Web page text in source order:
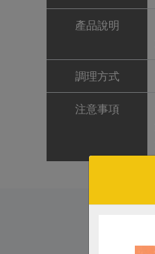
產品說明
調理方式
注意事項